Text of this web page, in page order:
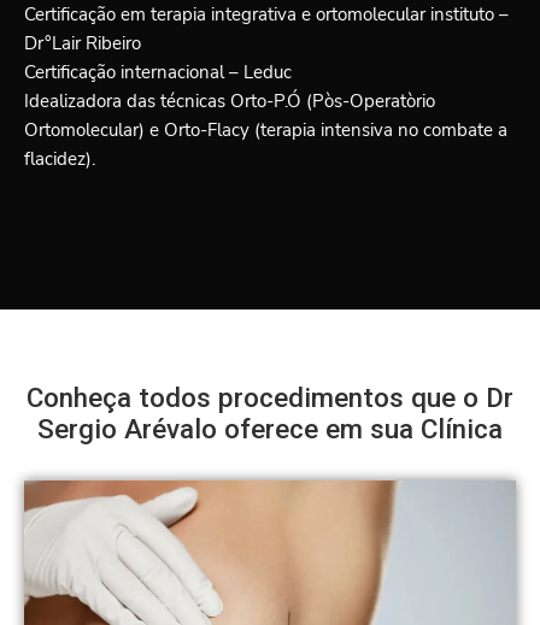
Certificação em terapia integrativa e ortomolecular instituto –
Dr°Lair Ribeiro
Certificação internacional – Leduc
Idealizadora das técnicas Orto-P.Ó (Pòs-Operatòrio
Ortomolecular) e Orto-Flacy (terapia intensiva no combate a
flacidez).
Conheça todos procedimentos que o Dr
Sergio Arévalo oferece em sua Clínica